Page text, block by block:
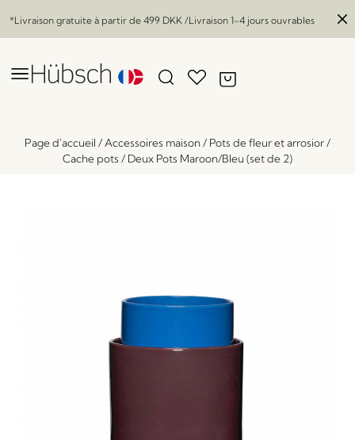
*Livraison gratuite à partir de 499 DKK /Livraison 1-4 jours ouvrables
Page d'accueil / Accessoires maison/ Pots de fleur et arrosior/
Cache pots / Deux Pots Maroon/Bleu (set de 2)